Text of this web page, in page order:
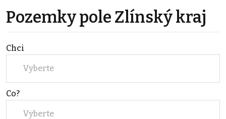
Pozemky pole Zlínský kraj
Chci
Vyberte
Co?
Vyberte